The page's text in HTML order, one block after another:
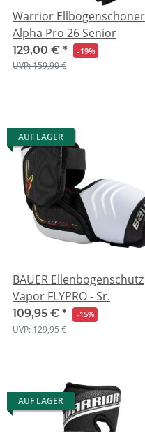
Warrior Ellbogenschoner
Alpha Pro 26 Senior
129,00 € * -19%
UVP: 159,90 €
AUF LAGER
BAUER Ellenbogenschutz
Vapor FLYPRO - Sr.
109,95 € * -15%
UVP: 129,95 €
AUF LAGER